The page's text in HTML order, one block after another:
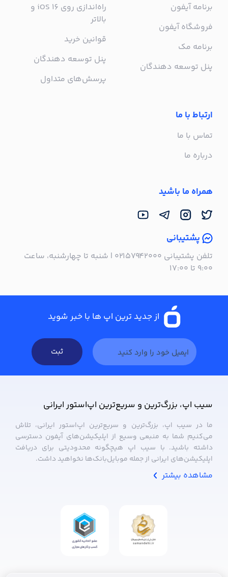
برنامه آیفون
فروشگاه آیفون
برنامه مک
پنل توسعه دهندگان
راه‌اندازی روی iOS 16 و
بالاتر
قوانین خرید
پنل توسعه دهندگان
پرسش‌های متداول
ارتباط با ما
تماس با ما
درباره ما
همراه ما باشید
پشتیبانی
تلفن پشتیبانی ۰۲۱۵۷۹۴۲۰۰۰ | شنبه تا چهارشنبه، ساعت
۹:۰۰ تا ۱۷:۰۰
از جدید ترین اپ ها با خبر شوید
ثبت
سیب ‌اپ، بزرگ‌ترین و سریع‌ترین اپ‌استور ایرانی
ما در سیب ‌اپ، بزرگ‌ترین و سریع‌ترین اپ‌استور ایرانی، تلاش
می‌کنیم شما به منبعی وسیع از اپلیکیشن‌های آیفون دسترسی
داشته باشید. با سیب ‌اپ هیچگونه محدودیتی برای دریافت
اپلیکیشن‌های ایرانی از جمله موبایل‌بانک‌ها نخواهید داشت.
مشاهده بیشتر